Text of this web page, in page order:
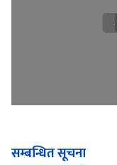
सम्बन्धित सूचना